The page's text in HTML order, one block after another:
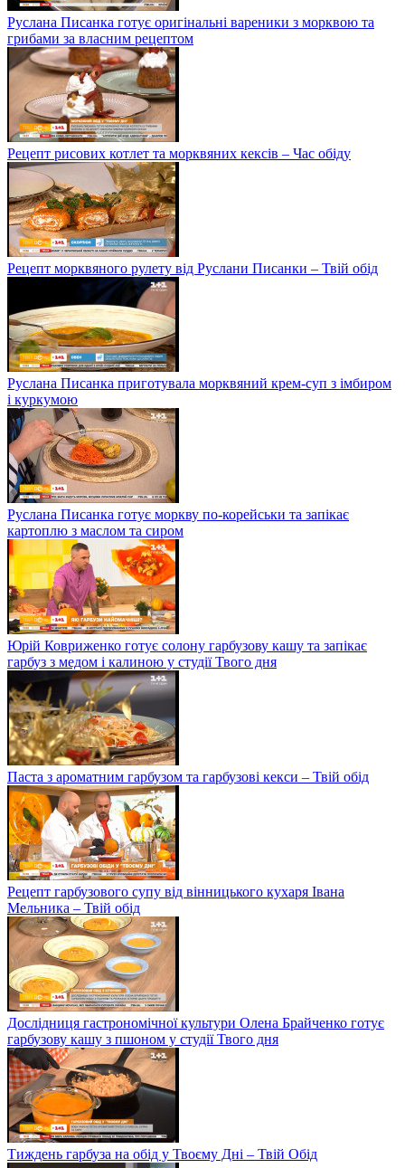
Руслана Писанка готує оригінальні вареники з морквою та
грибами за власним рецептом
Рецепт рисових котлет та морквяних кексів – Час обіду
Рецепт морквяного рулету від Руслани Писанки – Твій обід
Руслана Писанка приготувала морквяний крем-суп з імбиром
і куркумою
Руслана Писанка готує моркву по-корейськи та запікає
картоплю з маслом та сиром
Юрій Ковриженко готує солону гарбузову кашу та запікає
гарбуз з медом і калиною у студії Твого дня
Паста з ароматним гарбузом та гарбузові кекси – Твій обід
Рецепт гарбузового супу від вінницького кухаря Івана
Мельника – Твій обід
Дослідниця гастрономічної культури Олена Брайченко готує
гарбузову кашу з пшоном у студії Твого дня
Тиждень гарбуза на обід у Твоєму Дні – Твій Обід